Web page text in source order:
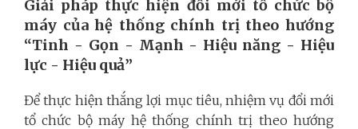
Giải pháp thực hiện đổi mới tổ chức bộ
máy của hệ thống chính trị theo hướng
“Tinh - Gọn - Mạnh - Hiệu năng - Hiệu
lực - Hiệu quả”
Để thực hiện thắng lợi mục tiêu, nhiệm vụ đổi mới
tổ chức bộ máy hệ thống chính trị theo hướng